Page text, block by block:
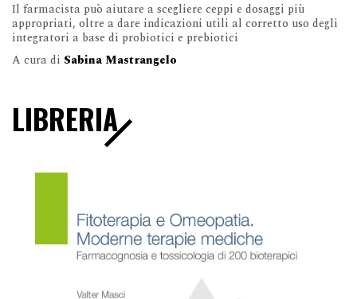
Il farmacista può aiutare a scegliere ceppi e dosaggi più
appropriati, oltre a dare indicazioni utili al corretto uso degli
integratori a base di probiotici e prebiotici
A cura di Sabina Mastrangelo
LIBRERIA